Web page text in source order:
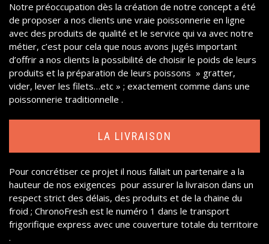
Notre préoccupation dès la création de notre concept a été
de proposer a nos clients une vraie poissonnerie en ligne
avec des produits de qualité et le service qui va avec notre
métier, c’est pour cela que nous avons jugés important
d’offrir a nos clients la possibilité de choisir le poids de leurs
produits et la préparation de leurs poissons » gratter,
vider, lever les filets…etc » ; exactement comme dans une
poissonnerie traditionnelle .
LA LIVRAISON
Pour concrétiser ce projet il nous fallait un partenaire a la
hauteur de nos exigences pour assurer la livraison dans un
respect strict des délais, des produits et de la chaine du
froid ; ChronoFresh est le numéro 1 dans le transport
frigorifique express avec une couverture totale du territoire
.